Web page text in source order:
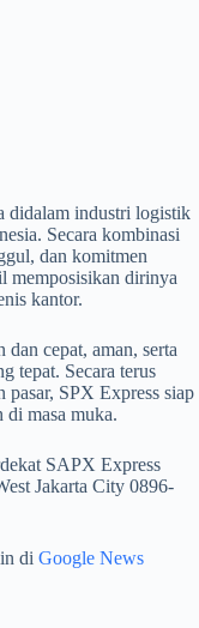
didalam industri logistik
Secara kombinasi
dan komitmen
memposisikan dirinya
kantor.
cepat, aman, serta
tepat. Secara terus
pasar, SPX Express siap
di masa muka.
SAPX Express
Jakarta City 0896-
di Google News